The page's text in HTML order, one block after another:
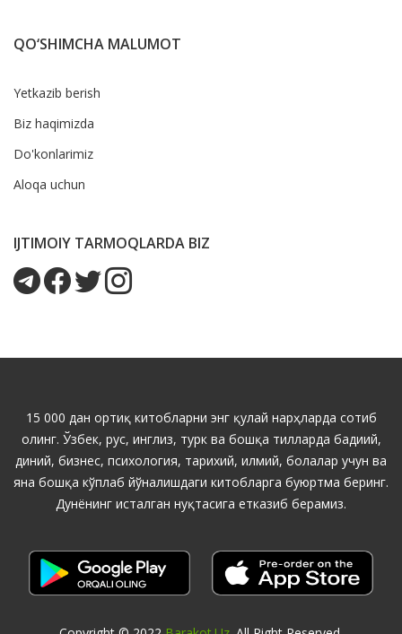
QO‘SHIMCHA MALUMOT
Yetkazib berish
Biz haqimizda
Do'konlarimiz
Aloqa uchun
IJTIMOIY TARMOQLARDA BIZ
15 000 дан ортиқ китобларни энг қулай нарҳларда сотиб
олинг. Ўзбек, рус, инглиз, турк ва бошқа тилларда бадиий,
диний, бизнес, психология, тарихий, илмий, болалар учун ва
яна бошқа кўплаб йўналишдаги китобларга буюртма беринг.
Дунёнинг исталган нуқтасига етказиб берамиз.